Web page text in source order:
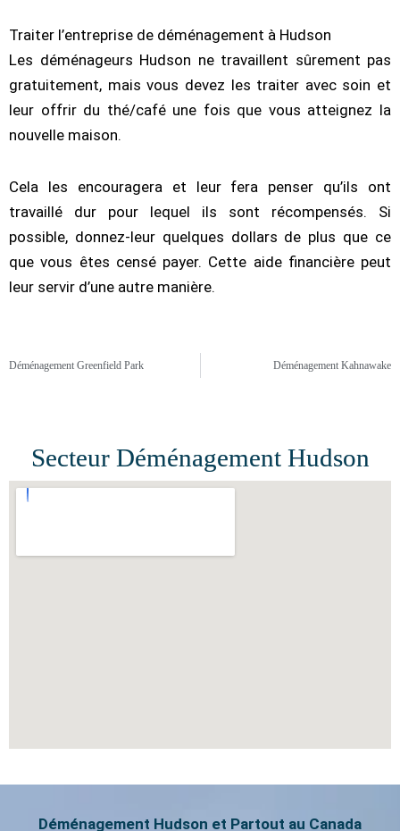
Traiter l’entreprise de déménagement à Hudson
Les déménageurs Hudson ne travaillent sûrement pas
gratuitement, mais vous devez les traiter avec soin et
leur offrir du thé/café une fois que vous atteignez la
nouvelle maison.
Cela les encouragera et leur fera penser qu’ils ont
travaillé dur pour lequel ils sont récompensés. Si
possible, donnez-leur quelques dollars de plus que ce
que vous êtes censé payer. Cette aide financière peut
leur servir d’une autre manière.
Déménagement Greenfield Park Déménagement Kahnawake
Secteur Déménagement Hudson
Déménagement Hudson et Partout au Canada